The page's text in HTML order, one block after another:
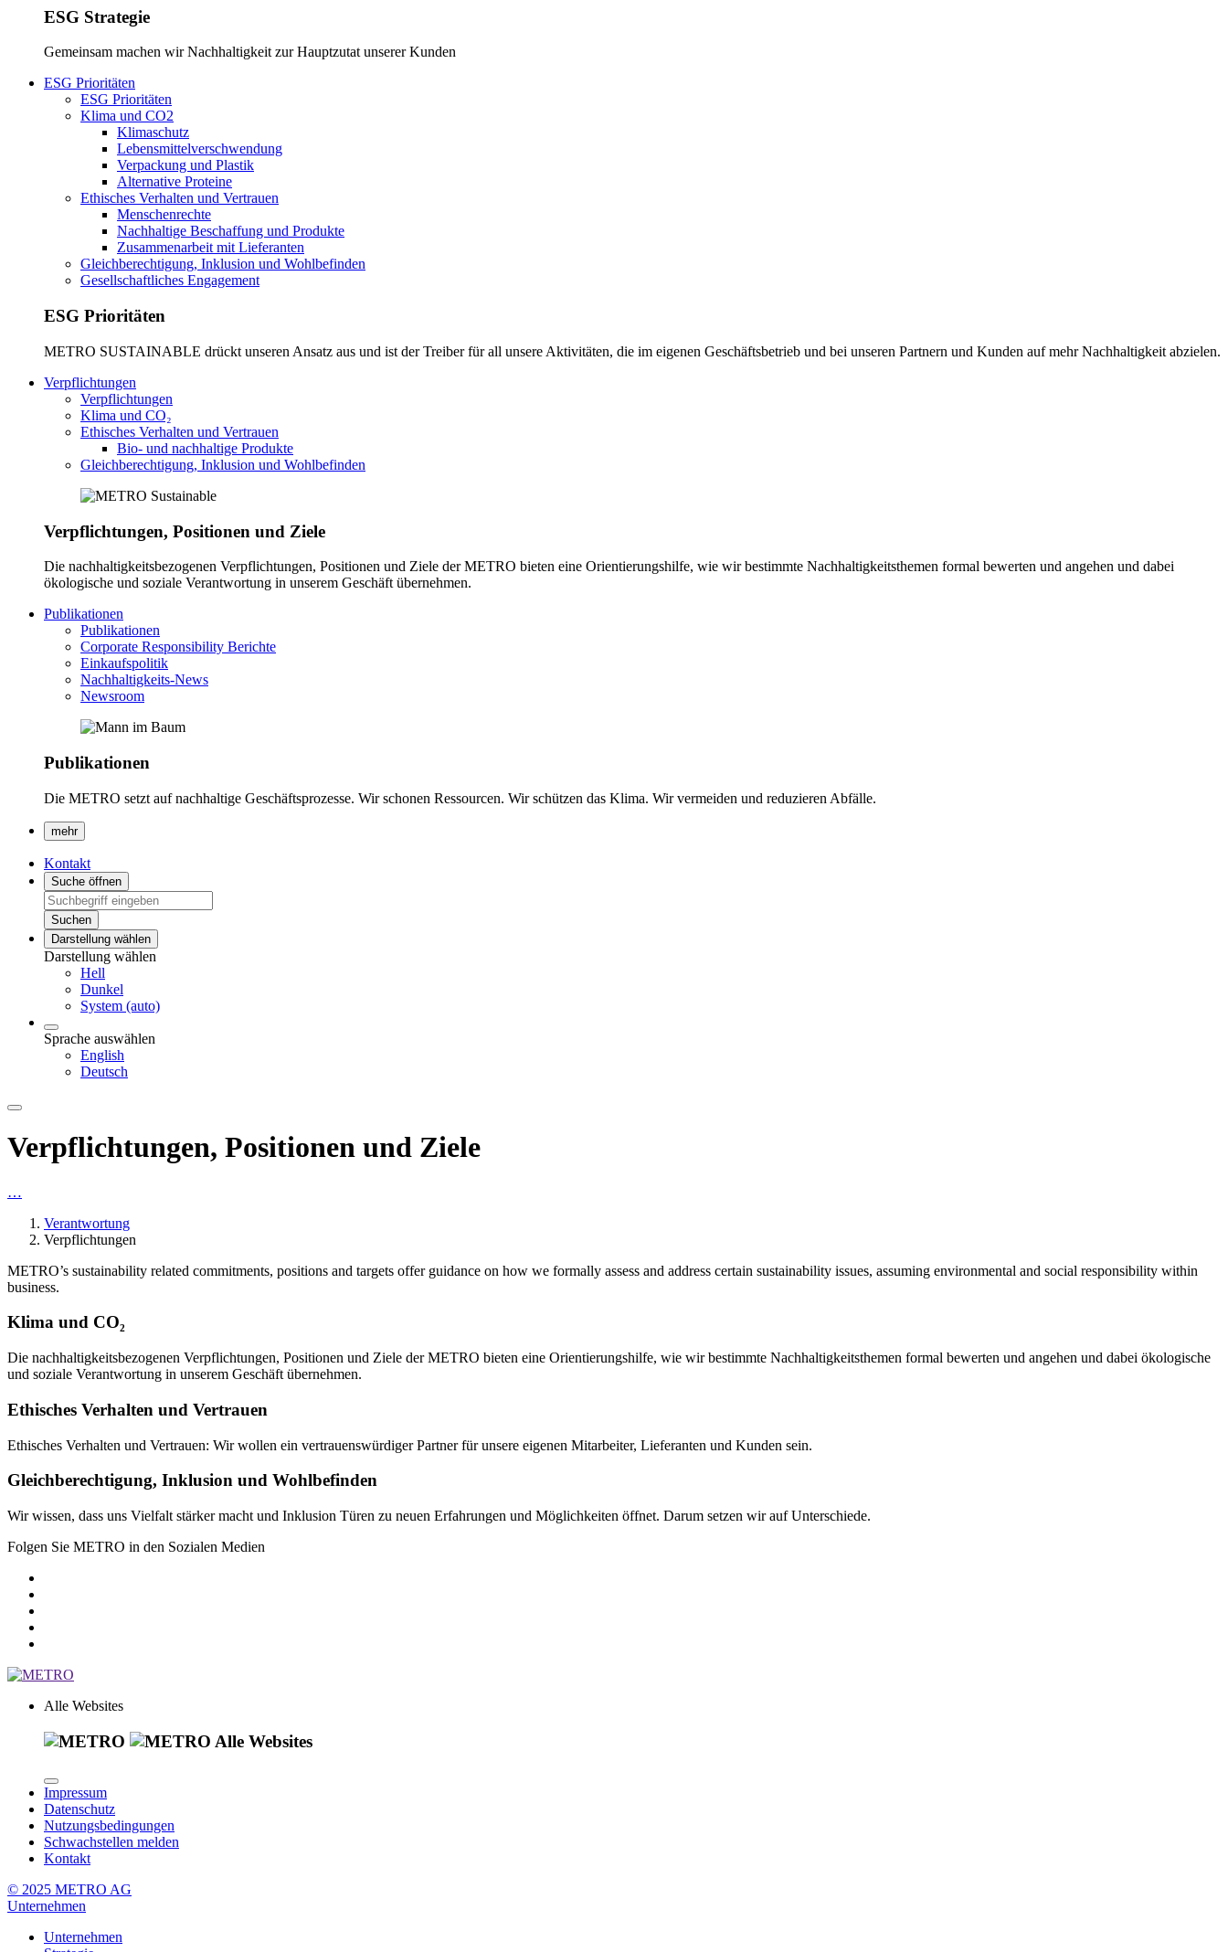
ESG Strategie
Gemeinsam machen wir Nachhaltigkeit zur Hauptzutat unserer Kunden
ESG Prioritäten
ESG Prioritäten
Klima und CO2
Klimaschutz
Lebensmittelverschwendung
Verpackung und Plastik
Alternative Proteine
Ethisches Verhalten und Vertrauen
Menschenrechte
Nachhaltige Beschaffung und Produkte
Zusammenarbeit mit Lieferanten
Gleichberechtigung, Inklusion und Wohlbefinden
Gesellschaftliches Engagement
ESG Prioritäten
METRO SUSTAINABLE drückt unseren Ansatz aus und ist der Treiber für all unsere Aktivitäten, die im eigenen Geschäftsbetrieb und bei unseren Partnern und Kunden auf mehr Nachhaltigkeit abzielen.
Verpflichtungen
Verpflichtungen
Klima und CO₂
Ethisches Verhalten und Vertrauen
Bio- und nachhaltige Produkte
Gleichberechtigung, Inklusion und Wohlbefinden
Verpflichtungen, Positionen und Ziele
Die nachhaltigkeitsbezogenen Verpflichtungen, Positionen und Ziele der METRO bieten eine Orientierungshilfe, wie wir bestimmte Nachhaltigkeitsthemen formal bewerten und angehen und dabei
ökologische und soziale Verantwortung in unserem Geschäft übernehmen.
Publikationen
Publikationen
Corporate Responsibility Berichte
Einkaufspolitik
Nachhaltigkeits-News
Newsroom
Publikationen
Die METRO setzt auf nachhaltige Geschäftsprozesse. Wir schonen Ressourcen. Wir schützen das Klima. Wir vermeiden und reduzieren Abfälle.
mehr
Kontakt
Suche öffnen
Suchen
Darstellung wählen
Darstellung wählen
Hell
Dunkel
System (auto)
Sprache auswählen
English
Deutsch
Verpflichtungen, Positionen und Ziele
…
Verantwortung
Verpflichtungen
METRO’s sustainability related commitments, positions and targets offer guidance on how we formally assess and address certain sustainability issues, assuming environmental and social responsibility within
business.
Klima und CO₂
Die nachhaltigkeitsbezogenen Verpflichtungen, Positionen und Ziele der METRO bieten eine Orientierungshilfe, wie wir bestimmte Nachhaltigkeitsthemen formal bewerten und angehen und dabei ökologische
und soziale Verantwortung in unserem Geschäft übernehmen.
Ethisches Verhalten und Vertrauen
Ethisches Verhalten und Vertrauen: Wir wollen ein vertrauenswürdiger Partner für unsere eigenen Mitarbeiter, Lieferanten und Kunden sein.
Gleichberechtigung, Inklusion und Wohlbefinden
Wir wissen, dass uns Vielfalt stärker macht und Inklusion Türen zu neuen Erfahrungen und Möglichkeiten öffnet. Darum setzen wir auf Unterschiede.
Folgen Sie METRO in den Sozialen Medien
Alle Websites
Alle Websites
Impressum
Datenschutz
Nutzungsbedingungen
Schwachstellen melden
Kontakt
© 2025 METRO AG
Unternehmen
Unternehmen